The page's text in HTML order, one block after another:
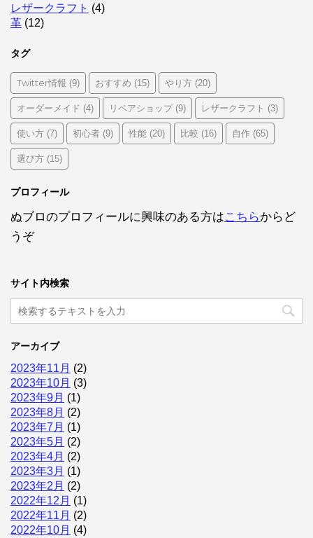
レザークラフト (4)
革 (12)
タグ
Twitter情報 (9) おすすめ (15) やり方 (20)
オーダーメイド (4) リペアショップ(9) レザークラフト (3)
使い方 (7) 初心者 (9) 性能 (20) 比較 (16) 自作 (65)
選び方 (15)
プロフィール
ぬブロのプロフィールに興味のある方はこちらからど
うぞ
サイト内検索
アーカイブ
2023年11月 (2)
2023年10月 (3)
2023年9月 (1)
2023年8月 (2)
2023年7月 (1)
2023年5月 (2)
2023年4月 (2)
2023年3月 (1)
2023年2月 (2)
2022年12月 (1)
2022年11月 (2)
2022年10月 (4)